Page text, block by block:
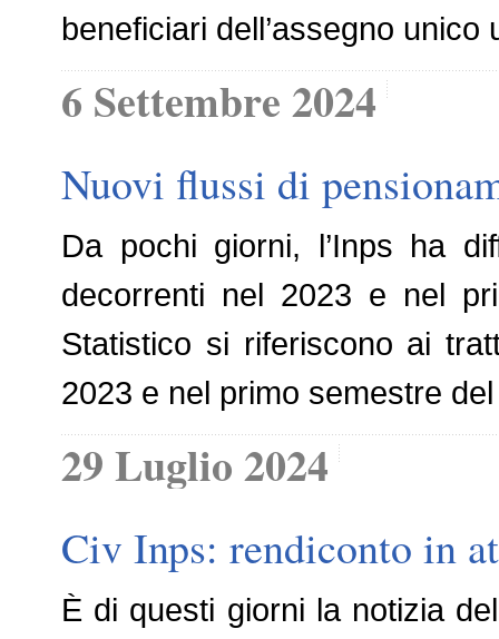
beneficiari dell’assegno
6 Settembre 2024
Nuovi flussi di
Da pochi giorni, l’Inps ha
decorrenti nel 2023 e nel
Statistico si riferiscono ai
2023 e nel primo semestre
29 Luglio 2024
Civ Inps: rendiconto in
È di questi giorni la notizia